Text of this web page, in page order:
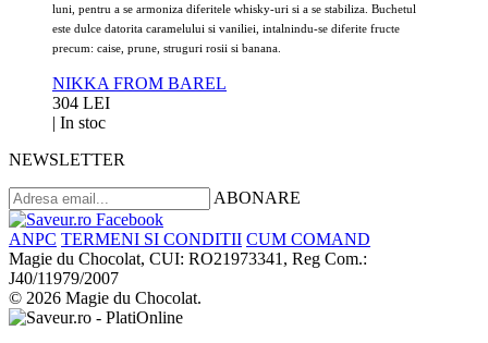
luni, pentru a se armoniza diferitele whisky-uri si a se stabiliza. Buchetul
este dulce datorita caramelului si vaniliei, intalnindu-se diferite fructe
precum: caise, prune, struguri rosii si banana.
NIKKA FROM BAREL
304 LEI
| In stoc
NEWSLETTER
ABONARE
ANPC TERMENI SI CONDITII CUM COMAND
Magie du Chocolat, CUI: RO21973341, Reg Com.:
J40/11979/2007
© 2026 Magie du Chocolat.